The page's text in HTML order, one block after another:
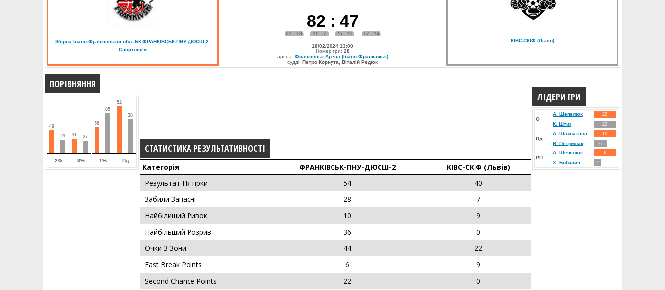
Збірна Івано-Франківської обл.-БК ФРАНКІВСЬК-ПНУ-ДЮСШ-2-
Спортліцей
82 : 47
21 - 13 19 - 7 25 - 13 17 - 14
18/02/2024 13:00
Номер гри: 28
арена: Франківськ Арена (Івано-Франківськ)
судді: Петро Корнута, Віталій Редюк
КIВС-СКІФ (Львів)
ПОРІВНЯННЯ
49
29
2%
31 27
3%
56
85
1%
52
38
Пд
СТАТИСТИКА РЕЗУЛЬТАТИВНОСТІ
Категорія ФРАНКІВСЬК-ПНУ-ДЮСШ-2
КIВС-СКІФ (Львів)
Результат Пятірки
54
40
Забили Запасні
28
7
Найбілиший Ривок
10
9
Найбільший Розрив
36
0
Очки З Зони
44
22
Fast Break Points
6
9
Second Chance Points
22
0
ЛІДЕРИ ГРИ
О
А. Шепелюк 22
К. Штик 22
Пд
А. Шахватова 10
В. Петришак 6
РП
А. Шепелюк 6
Х. Бобанич 2